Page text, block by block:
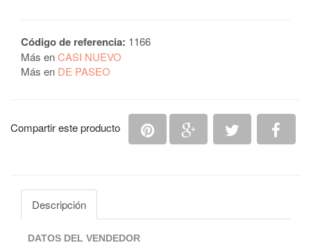
Código de referencia: 1166
Más enCASI NUEVO
Más en DE PASEO
Compartir este producto Compartir en Pinterest
Compartir enCompartir
Descripción
DATOS DEL VENDEDOR